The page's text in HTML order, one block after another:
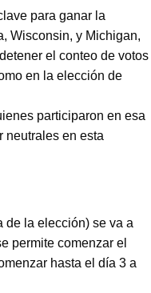
para ganar la
Wisconsin, y Michigan,
el conteo de votos
en la elección de
participaron en esa
neutrales en esta
de la elección) se va a
permite comenzar el
hasta el día 3 a